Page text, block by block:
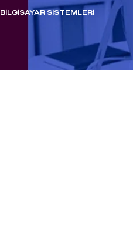
BILGISAYAR SISTEMLERI